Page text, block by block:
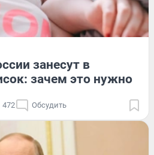
занесут в
зачем это нужно
472 Обсудить